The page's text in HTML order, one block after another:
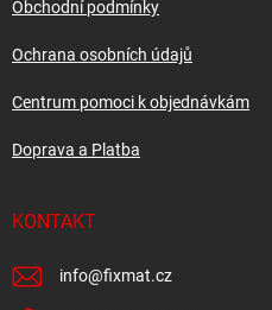
Obchodní podmínky
Ochrana osobních údajů
Centrum pomoci k objednávkám
Doprava a Platba
KONTAKT
info@fixmat.cz